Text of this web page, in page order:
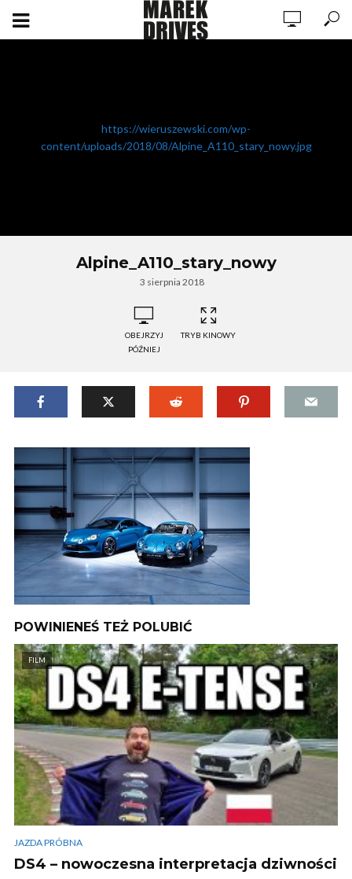
https://wieruszewski.com/wp-
content/uploads/2018/08/Alpine_A110_stary_nowy.jpg
Alpine_A110_stary_nowy
3 sierpnia 2018
OBEJRZYJ
PÓŹNIEJ
TRYB KINOWY
POWINIENEŚ TEŻ POLUBIĆ
FILM
JAZDA PRÓBNA
DS4 – nowoczesna interpretacja dziwności